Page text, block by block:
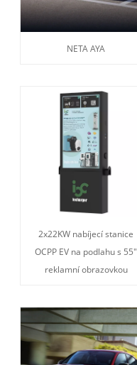
NETA AYA
2x22KW nabíjecí stanice
OCPP EV na podlahu s 55"
reklamní obrazovkou